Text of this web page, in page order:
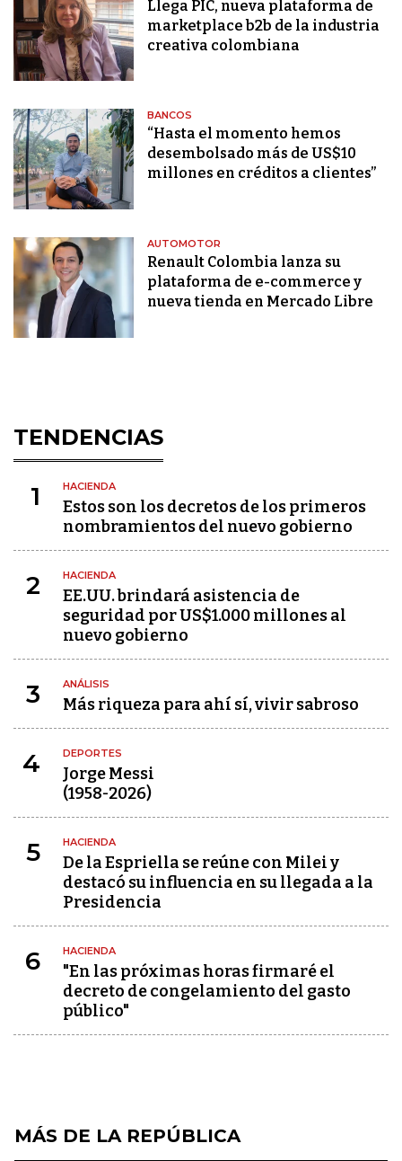
Llega PIC, nueva plataforma de
marketplace b2b de la industria
creativa colombiana
BANCOS
“Hasta el momento hemos
desembolsado más de US$10
millones en créditos a clientes”
AUTOMOTOR
Renault Colombia lanza su
plataforma de e-commerce y
nueva tienda en Mercado Libre
TENDENCIAS
1 HACIENDA
Estos son los decretos de los primeros
nombramientos del nuevo gobierno
2 HACIENDA
EE.UU. brindará asistencia de
seguridad por US$1.000 millones al
nuevo gobierno
3 ANÁLISIS
Más riqueza para ahí sí, vivir sabroso
4 DEPORTES
Jorge Messi
(1958-2026)
5 HACIENDA
De la Espriella se reúne con Milei y
destacó su influencia en su llegada a la
Presidencia
6 HACIENDA
"En las próximas horas firmaré el
decreto de congelamiento del gasto
público"
MÁS DE LA REPÚBLICA